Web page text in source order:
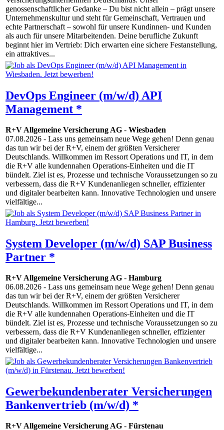
genossenschaftlicher Gedanke – Du bist nicht allein – prägt unsere
Unternehmenskultur und steht für Gemeinschaft, Vertrauen und
echte Partnerschaft – sowohl für unsere Kundinnen- und Kunden
als auch für unsere Mitarbeitenden. Deine berufliche Zukunft
beginnt hier im Vertrieb: Dich erwarten eine sichere Festanstellung,
ein attraktives...
DevOps Engineer (m/w/d) API
Management *
R+V Allgemeine Versicherung AG - Wiesbaden
07.08.2026 - Lass uns gemeinsam neue Wege gehen! Denn genau
das tun wir bei der R+V, einem der größten Versicherer
Deutschlands. Willkommen im Ressort Operations und IT, in dem
die R+V alle kundennahen Operations-Einheiten und die IT
bündelt. Ziel ist es, Prozesse und technische Voraussetzungen so zu
verbessern, dass die R+V Kundenanliegen schneller, effizienter
und digitaler bearbeiten kann. Innovative Techno­logien und unsere
vielfältige...
System Developer (m/w/d) SAP Business
Partner *
R+V Allgemeine Versicherung AG - Hamburg
06.08.2026 - Lass uns gemeinsam neue Wege gehen! Denn genau
das tun wir bei der R+V, einem der größten Versicherer
Deutschlands. Willkommen im Ressort Operations und IT, in dem
die R+V alle kundennahen Operations-Einheiten und die IT
bündelt. Ziel ist es, Prozesse und technische Voraussetzungen so zu
verbessern, dass die R+V Kundenanliegen schneller, effizienter
und digitaler bearbeiten kann. Innovative Techno­logien und unsere
vielfältige...
Gewerbekundenberater Versicherungen
Bankenvertrieb (m/w/d) *
R+V Allgemeine Versicherung AG - Fürstenau